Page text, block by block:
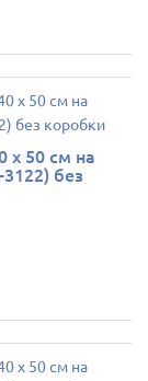
х 50 см на
без